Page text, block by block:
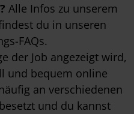
Alle Infos zu unserem
du in unseren
FAQs.
der Job angezeigt wird,
und bequem online
an verschiedenen
und du kannst